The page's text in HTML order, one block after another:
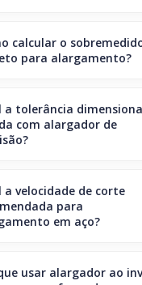
calcular o
para alargamento?
a tolerância
com alargador de
a velocidade de corte
para
em aço?
usar alargador ao